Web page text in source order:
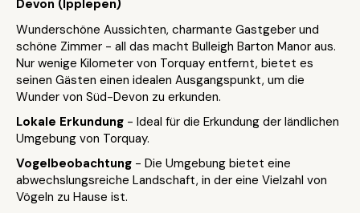
Devon (Ipplepen)
Wunderschöne Aussichten, charmante Gastgeber und
schöne Zimmer - all das macht Bulleigh Barton Manor aus.
Nur wenige Kilometer von Torquay entfernt, bietet es
seinen Gästen einen idealen Ausgangspunkt, um die
Wunder von Süd-Devon zu erkunden.
Lokale Erkundung - Ideal für die Erkundung der ländlichen
Umgebung von Torquay.
Vogelbeobachtung - Die Umgebung bietet eine
abwechslungsreiche Landschaft, in der eine Vielzahl von
Vögeln zu Hause ist.